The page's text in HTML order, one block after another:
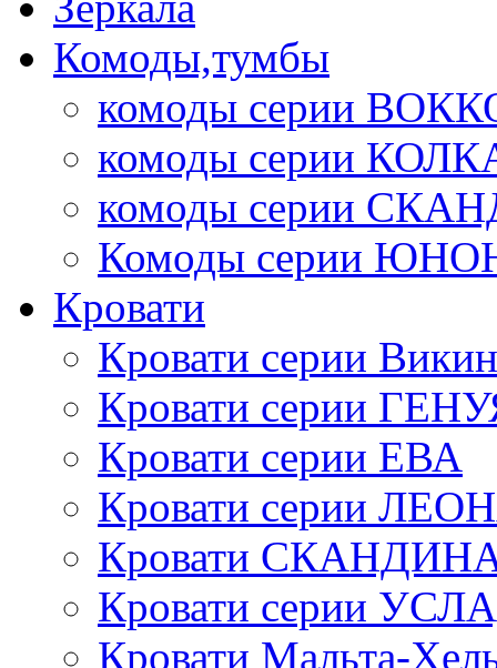
Комоды,тумбы
комоды серии
комоды серии
комоды серии
Комоды серии
Кровати
Кровати серии
Кровати серии
Кровати серии ЕВА
Кровати серии
Кровати
Кровати серии
Кровати Мальта-